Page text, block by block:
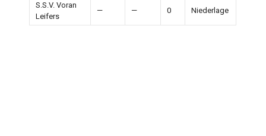
S.S.V. Voran
Leifers
— — 0 Niederlage